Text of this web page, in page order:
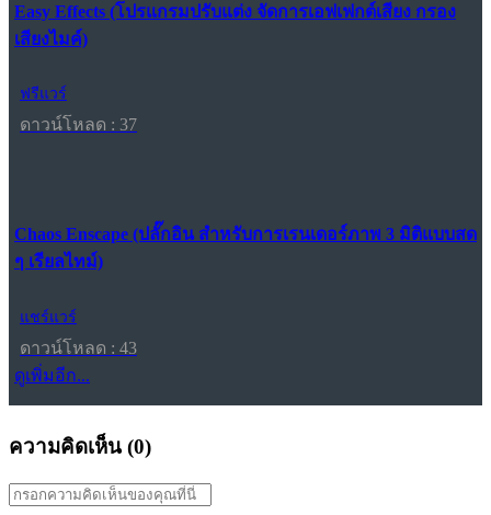
Easy Effects (โปรแกรมปรับแต่ง จัดการเอฟเฟกต์เสียง กรอง
เสียงไมค์)
ฟรีแวร์
ดาวน์โหลด : 37
Chaos Enscape (ปลั๊กอิน สำหรับการเรนเดอร์ภาพ 3 มิติแบบสด
ๆ เรียลไทม์)
แชร์แวร์
ดาวน์โหลด : 43
ดูเพิ่มอีก...
ความคิดเห็น (0)